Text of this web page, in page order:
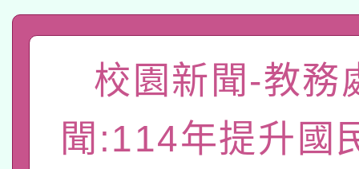
礎課程
「數位內容與教學軟
有關大陸委員會函釋公
薪期間赴陸應申請許可
轉知經濟部水利署委託
校園新聞-教務
聞:114年提升國